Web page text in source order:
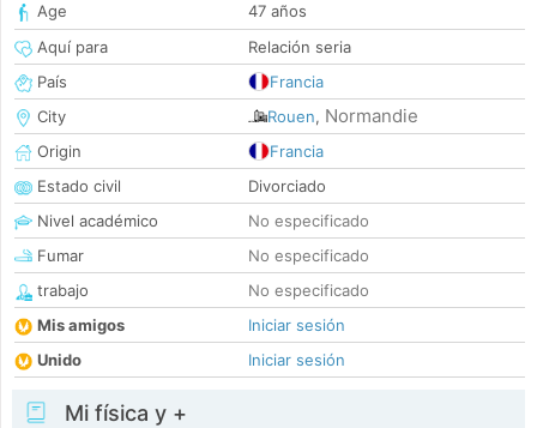
Age
47 años
Aquí para
Relación seria
País
Francia
City
Rouen, Normandie
Origin
Francia
Estado civil
Divorciado
Nivel académico
No especificado
Fumar
No especificado
trabajo
No especificado
Mis amigos
Iniciar sesión
Unido
Iniciar sesión
Mi física y +